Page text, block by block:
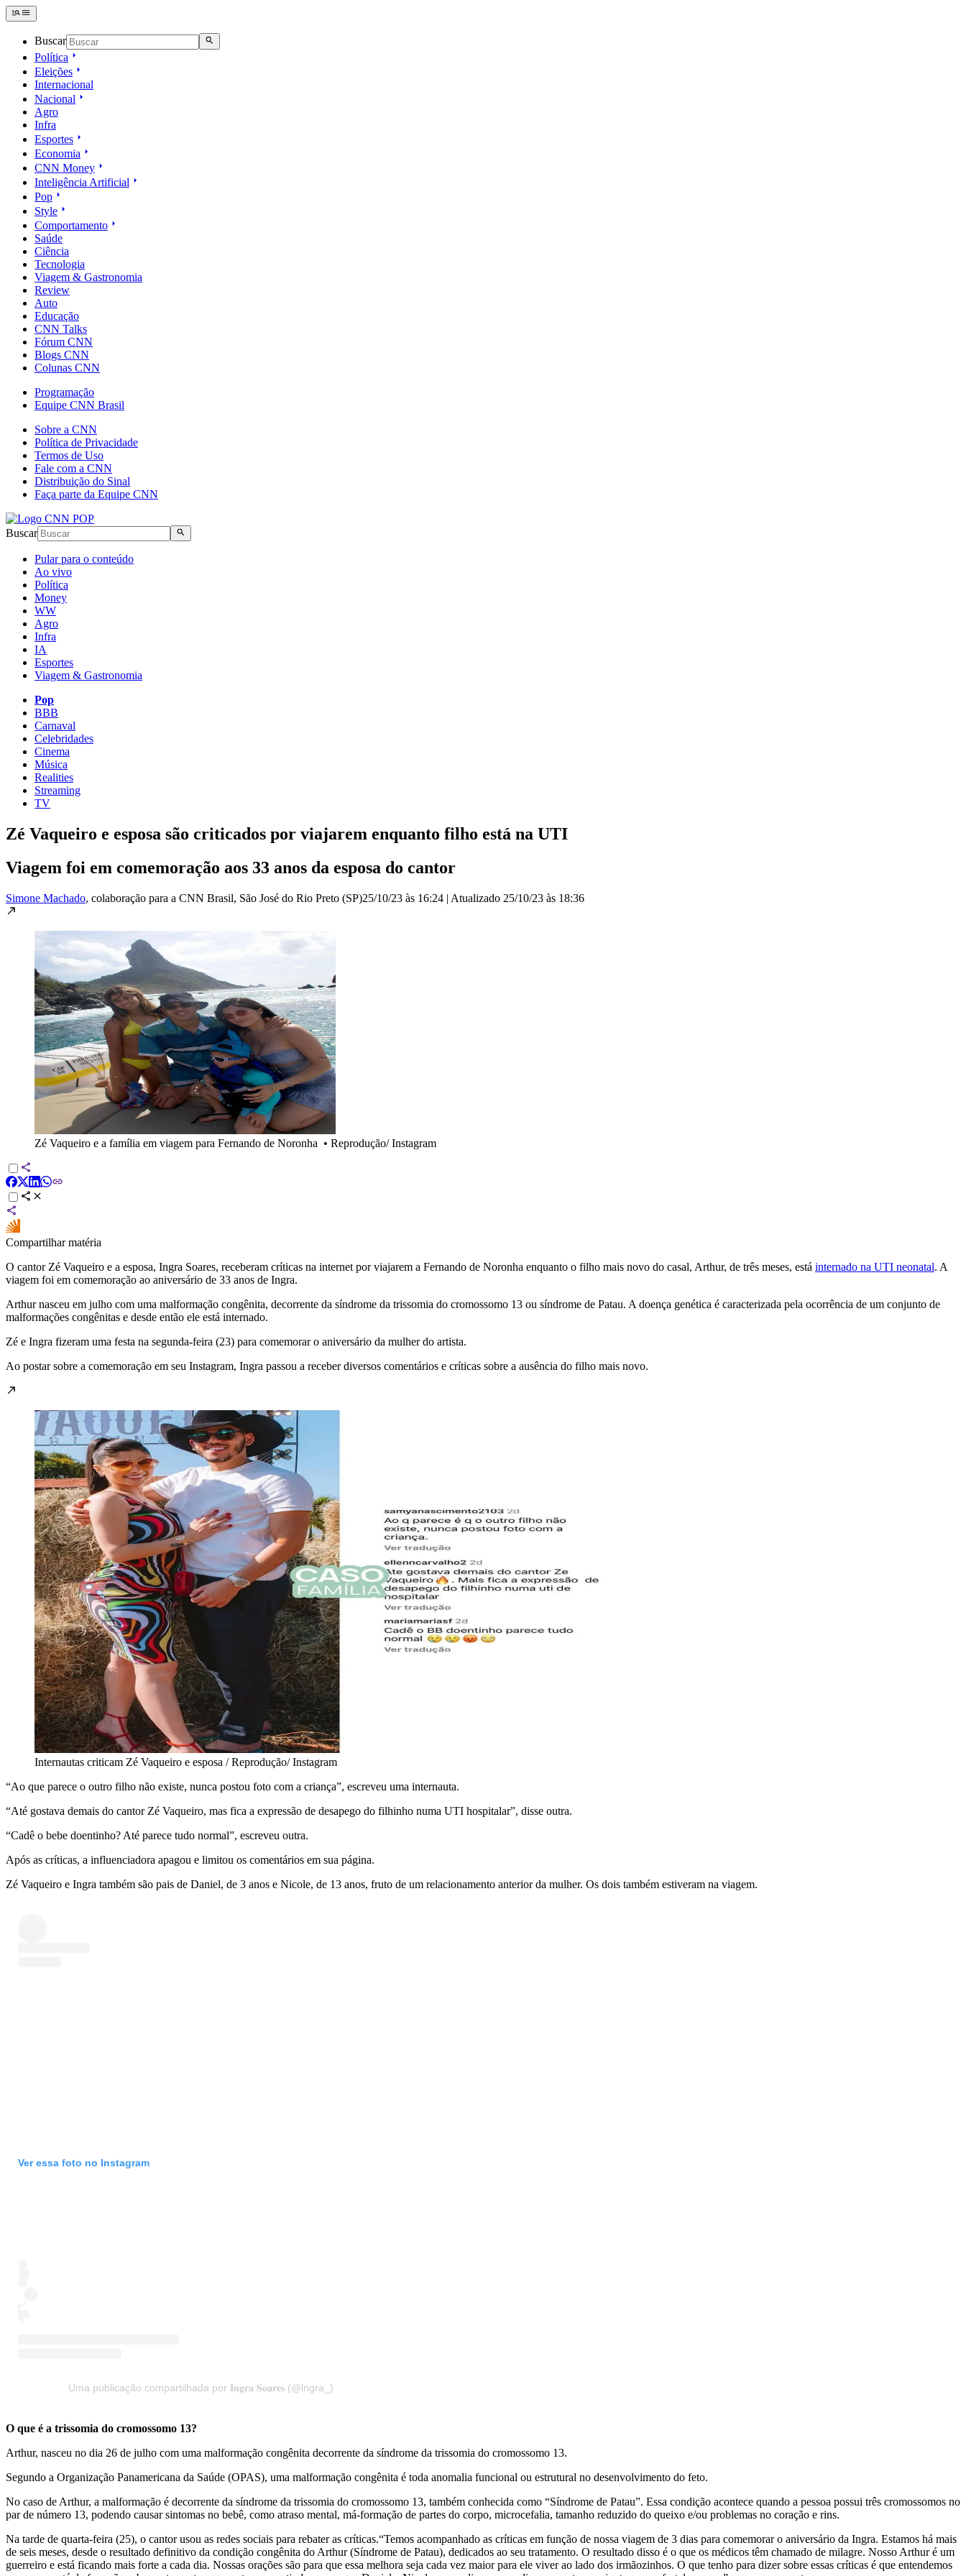
Buscar
Política
Eleições
Internacional
Nacional
Agro
Infra
Esportes
Economia
CNN Money
Inteligência Artificial
Pop
Style
Comportamento
Saúde
Ciência
Tecnologia
Viagem & Gastronomia
Review
Auto
Educação
CNN Talks
Fórum CNN
Blogs CNN
Colunas CNN
Programação
Equipe CNN Brasil
Sobre a CNN
Política de Privacidade
Termos de Uso
Fale com a CNN
Distribuição do Sinal
Faça parte da Equipe CNN
Buscar
Pular para o conteúdo
Ao vivo
Política
Money
WW
Agro
Infra
IA
Esportes
Viagem & Gastronomia
Pop
BBB
Carnaval
Celebridades
Cinema
Música
Realities
Streaming
TV
Zé Vaqueiro e esposa são criticados por viajarem enquanto filho está na UTI
Viagem foi em comemoração aos 33 anos da esposa do cantor
Simone Machado, colaboração para a CNN Brasil, São José do Rio Preto (SP)25/10/23 às 16:24 | Atualizado 25/10/23 às 18:36
Zé Vaqueiro e a família em viagem para Fernando de Noronha • Reprodução/ Instagram
Compartilhar matéria
O cantor Zé Vaqueiro e a esposa, Ingra Soares, receberam críticas na internet por viajarem a Fernando de Noronha enquanto o filho mais novo do casal, Arthur, de três meses, está internado na UTI neonatal. A
viagem foi em comemoração ao aniversário de 33 anos de Ingra.
Arthur nasceu em julho com uma malformação congênita, decorrente da síndrome da trissomia do cromossomo 13 ou síndrome de Patau. A doença genética é caracterizada pela ocorrência de um conjunto de
malformações congênitas e desde então ele está internado.
Zé e Ingra fizeram uma festa na segunda-feira (23) para comemorar o aniversário da mulher do artista.
Ao postar sobre a comemoração em seu Instagram, Ingra passou a receber diversos comentários e críticas sobre a ausência do filho mais novo.
Internautas criticam Zé Vaqueiro e esposa / Reprodução/ Instagram
“Ao que parece o outro filho não existe, nunca postou foto com a criança”, escreveu uma internauta.
“Até gostava demais do cantor Zé Vaqueiro, mas fica a expressão de desapego do filhinho numa UTI hospitalar”, disse outra.
“Cadê o bebe doentinho? Até parece tudo normal”, escreveu outra.
Após as críticas, a influenciadora apagou e limitou os comentários em sua página.
Zé Vaqueiro e Ingra também são pais de Daniel, de 3 anos e Nicole, de 13 anos, fruto de um relacionamento anterior da mulher. Os dois também estiveram na viagem.
Ver essa foto no Instagram
Uma publicação compartilhada por 𝐈𝐧𝐠𝐫𝐚 𝐒𝐨𝐚𝐫𝐞𝐬 (@lngra_)
O que é a trissomia do cromossomo 13?
Arthur, nasceu no dia 26 de julho com uma malformação congênita decorrente da síndrome da trissomia do cromossomo 13.
Segundo a Organização Panamericana da Saúde (OPAS), uma malformação congênita é toda anomalia funcional ou estrutural no desenvolvimento do feto.
No caso de Arthur, a malformação é decorrente da síndrome da trissomia do cromossomo 13, também conhecida como “Síndrome de Patau”. Essa condição acontece quando a pessoa possui três cromossomos no
par de número 13, podendo causar sintomas no bebê, como atraso mental, má-formação de partes do corpo, microcefalia, tamanho reduzido do queixo e/ou problemas no coração e rins.
Na tarde de quarta-feira (25), o cantor usou as redes sociais para rebater as críticas.“Temos acompanhado as críticas em função de nossa viagem de 3 dias para comemorar o aniversário da Ingra. Estamos há mais
de seis meses, desde o resultado definitivo da condição congênita do Arthur (Síndrome de Patau), dedicados ao seu tratamento. O resultado disso é o que os médicos têm chamado de milagre. Nosso Arthur é um
guerreiro e está ficando mais forte a cada dia. Nossas orações são para que essa melhora seja cada vez maior para ele viver ao lado dos irmãozinhos. O que tenho para dizer sobre essas críticas é que entendemos